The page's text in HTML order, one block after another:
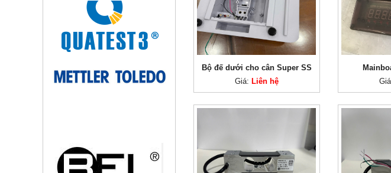
Bộ đế dưới cho cân Super SS
Giá: Liên hệ